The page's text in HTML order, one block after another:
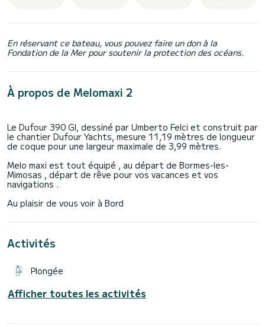
En réservant ce bateau, vous pouvez faire un don à la
Fondation de la Mer pour soutenir la protection des océans.
À propos de Melomaxi 2
Le Dufour 390 Gl, dessiné par Umberto Felci et construit par
le chantier Dufour Yachts, mesure 11,19 mètres de longueur
de coque pour une largeur maximale de 3,99 mètres.
Melo maxi est tout équipé , au départ de Bormes-les-
Mimosas , départ de rêve pour vos vacances et vos
navigations .
Activités
Plongée
Afficher toutes les activités